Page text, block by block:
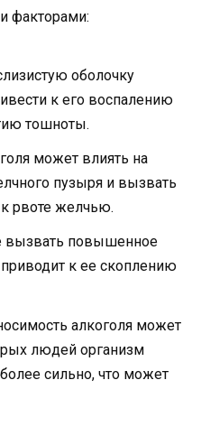
факторами:
оболочку
к его воспалению
тошноты.
может влиять на
пузыря и вызвать
к рвоте желчью.
вызвать повышенное
к ее скоплению
алкоголя может
людей организм
сильно, что может